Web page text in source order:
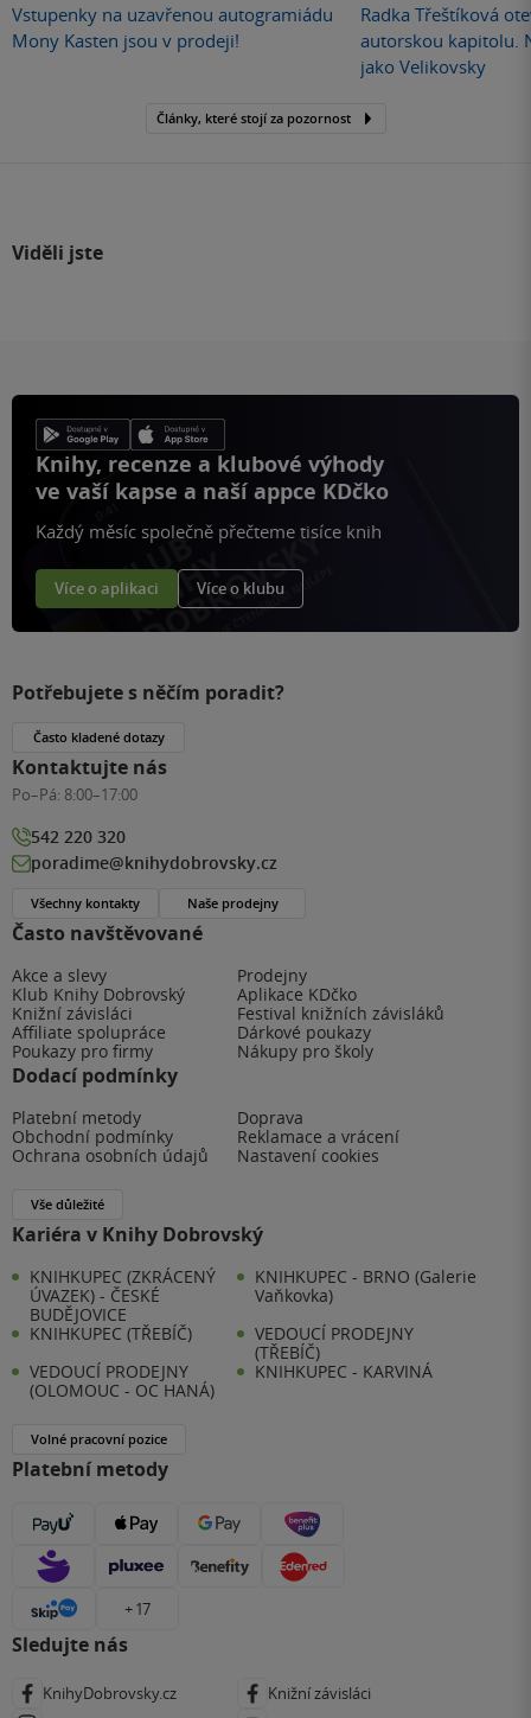
Vstupenky na uzavřenou autogramiádu
Mony Kasten jsou v prodeji!
Radka Třeštíková
autorskou kapitolu.
jako Velikovsky
Články, které stojí za pozornost
Viděli jste
Knihy, recenze a klubové výhody
ve vaší kapse a naší appce KDčko
Každý měsíc společně přečteme tisíce knih
Více o aplikaci Více o klubu
Často navštěvované
Akce a slevy
Prodejny
Klub Knihy Dobrovský
Aplikace KDčko
Knižní závisláci
Festival knižních závisláků
Affiliate spolupráce
Dárkové poukazy
Poukazy pro firmy
Nákupy pro školy
Dodací podmínky
Platební metody
Doprava
Obchodní podmínky
Reklamace a vrácení
Ochrana osobních údajů
Nastavení cookies
Vše důležité
Kariéra v Knihy Dobrovský
KNIHKUPEC (ZKRÁCENÝ
ÚVAZEK) - ČESKÉ
BUDĚJOVICE
KNIHKUPEC - BRNO (Galerie
Vaňkovka)
KNIHKUPEC (TŘEBÍČ)
VEDOUCÍ PRODEJNY
(TŘEBÍČ)
VEDOUCÍ PRODEJNY
(OLOMOUC - OC HANÁ)
KNIHKUPEC - KARVINÁ
Volné pracovní pozice
Platební metody
+ 17
Sledujte nás
KnihyDobrovsky.cz
Knižní závisláci
Potřebujete s něčím poradit?
Často kladené dotazy
Kontaktujte nás
Po–Pá: 8:00–17:00
542 220 320
poradime@knihydobrovsky.cz
Všechny kontakty Naše prodejny